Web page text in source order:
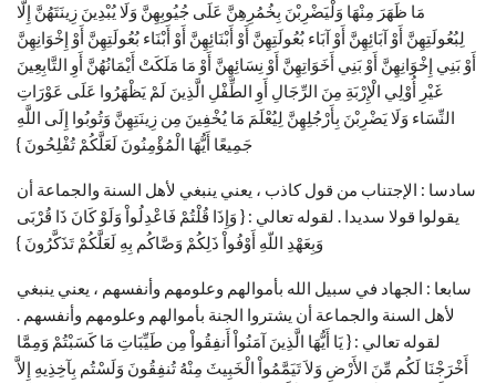
مَا ظَهَرَ مِنْهَا وَلْيَضْرِبْنَ بِخُمُرِهِنَّ عَلَى جُيُوبِهِنَّ وَلَا يُبْدِينَ زِينَتَهُنَّ إِلَّا
لِبُعُولَتِهِنَّ أَوْ آبَائِهِنَّ أَوْ آبَاء بُعُولَتِهِنَّ أَوْ أَبْنَائِهِنَّ أَوْ أَبْنَاء بُعُولَتِهِنَّ أَوْ إِخْوَانِهِنَّ
أَوْ بَنِي إِخْوَانِهِنَّ أَوْ بَنِي أَخَوَاتِهِنَّ أَوْ نِسَائِهِنَّ أَوْ مَا مَلَكَتْ أَيْمَانُهُنَّ أَوِ التَّابِعِينَ
غَيْرِ أُوْلِي الْإِرْبَةِ مِنَ الرِّجَالِ أَوِ الطِّفْلِ الَّذِينَ لَمْ يَظْهَرُوا عَلَى عَوْرَاتِ
النِّسَاء وَلَا يَضْرِبْنَ بِأَرْجُلِهِنَّ لِيُعْلَمَ مَا يُخْفِينَ مِن زِينَتِهِنَّ وَتُوبُوا إِلَى اللَّهِ
جَمِيعًا أَيُّهَا الْمُؤْمِنُونَ لَعَلَّكُمْ تُفْلِحُونَ }
سادسا : الإجتناب من قول كاذب ، يعني ينبغي لأهل السنة والجماعة أن
يقولوا قولا سديدا . لقوله تعالي : { وَإِذَا قُلْتُمْ فَاعْدِلُواْ وَلَوْ كَانَ ذَا قُرْبَى
وَبِعَهْدِ اللّهِ أَوْفُواْ ذَلِكُمْ وَصَّاكُم بِهِ لَعَلَّكُمْ تَذَكَّرُونَ }
سابعا : الجهاد في سبيل الله بأموالهم وعلومهم وأنفسهم ، يعني ينبغي
لأهل السنة والجماعة أن يشتروا الجنة بأموالهم وعلومهم وأنفسهم .
لقوله تعالي : { يَا أَيُّهَا الَّذِينَ آمَنُواْ أَنفِقُواْ مِن طَيِّبَاتِ مَا كَسَبْتُمْ وَمِمَّا
أَخْرَجْنَا لَكُم مِّنَ الأَرْضِ وَلاَ تَيَمَّمُواْ الْخَبِيثَ مِنْهُ تُنفِقُونَ وَلَسْتُم بِآخِذِيهِ إِلاَّ